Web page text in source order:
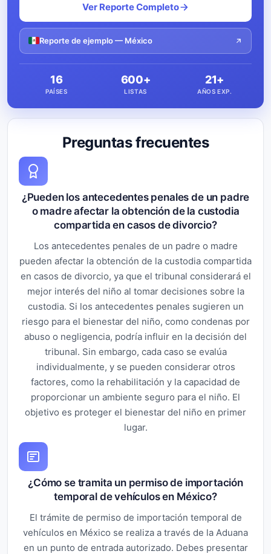
Preguntas frecuentes
¿Pueden los antecedentes penales de un padre
o madre afectar la obtención de la custodia
compartida en casos de divorcio?
Los antecedentes penales de un padre o madre
pueden afectar la obtención de la custodia compartida
en casos de divorcio, ya que el tribunal considerará el
mejor interés del niño al tomar decisiones sobre la
custodia. Si los antecedentes penales sugieren un
riesgo para el bienestar del niño, como condenas por
abuso o negligencia, podría influir en la decisión del
tribunal. Sin embargo, cada caso se evalúa
individualmente, y se pueden considerar otros
factores, como la rehabilitación y la capacidad de
proporcionar un ambiente seguro para el niño. El
objetivo es proteger el bienestar del niño en primer
lugar.
¿Cómo se tramita un permiso de importación
temporal de vehículos en México?
El trámite de permiso de importación temporal de
vehículos en México se realiza a través de la Aduana
en un punto de entrada autorizado. Debes presentar
Ver Reporte Completo
Reporte de ejemplo — México
16
PAÍSES
600+
LISTAS
21+
AÑOS EXP.